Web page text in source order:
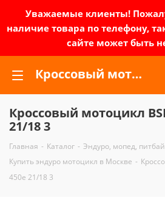
Уважаемые клиенты!
наличие товара по телефону,
сайте может быть
Кроссовый мотоцикл BSE M8 450e 21/18 3 | Зел-мото
Кроссовый мотоцикл
21/18 3
Главная - Каталог - Эндуро, мопед,
Купить эндуро мотоцикл в Москве -
450e 21/18 3